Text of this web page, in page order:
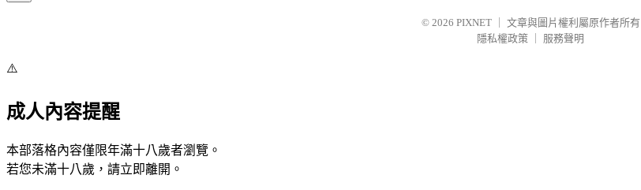
© 2026 PIXNET
文章與圖片權利屬原作者所有
隱私權政策
服務聲明
⚠️
成人內容提醒
本部落格內容僅限年滿十八歲者瀏覽。
若您未滿十八歲，請立即離開。